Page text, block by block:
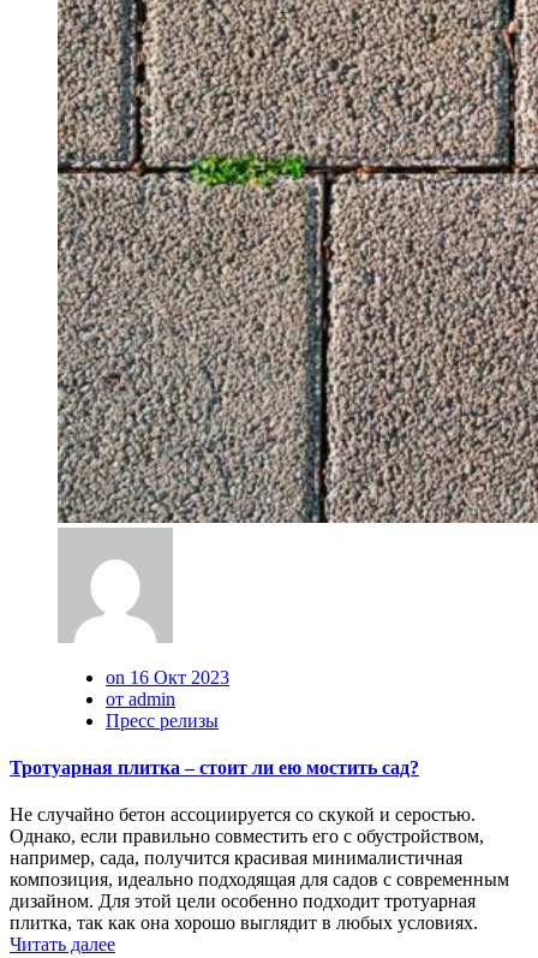
on 16 Окт 2023
от admin
Пресс релизы
Тротуарная плитка – стоит ли ею мостить сад?
Не случайно бетон ассоциируется со скукой и серостью.
Однако, если правильно совместить его с обустройством,
например, сада, получится красивая минималистичная
композиция, идеально подходящая для садов с современным
дизайном. Для этой цели особенно подходит тротуарная
плитка, так как она хорошо выглядит в любых условиях.
Читать далее